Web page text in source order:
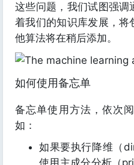
这些问题，我们试图强
着我们的知识库发展，
他算法将在稍后添加。
如何使用备忘单
备忘单使用方法，依次
如：
如果要执行降维（